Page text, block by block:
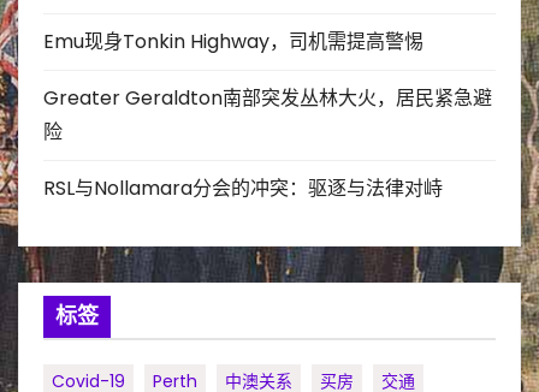
Emu现身Tonkin Highway，司机需提高警惕
Greater Geraldton南部突发丛林大火，居民紧急避
险
RSL与Nollamara分会的冲突：驱逐与法律对峙
标签
Covid-19 Perth 中澳关系 买房
交通